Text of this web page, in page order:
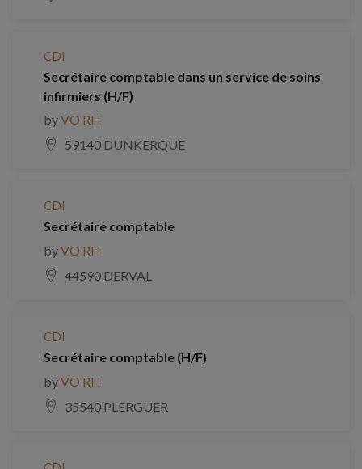
CDI
Secrétaire comptable dans un service de soins
infirmiers (H/F)
byVO RH
59140 DUNKERQUE
CDI
Secrétaire comptable
byVO RH
44590 DERVAL
CDI
Secrétaire comptable (H/F)
byVO RH
35540 PLERGUER